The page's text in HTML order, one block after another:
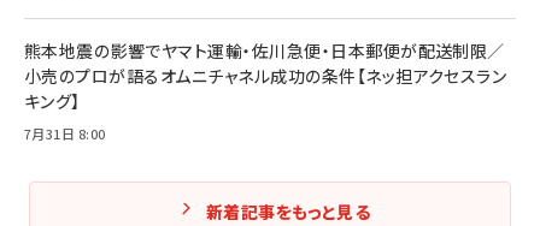
熊本地震の影響でヤマト運輸・佐川急便・日本郵便が配送制限／
小売のプロが語るオムニチャネル成功の条件【ネッ担アクセスラン
キング】
7月31日 8:00
新着記事をもっと見る